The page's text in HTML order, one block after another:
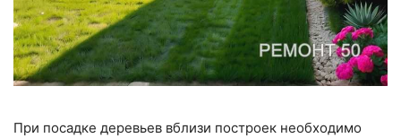
При посадке деревьев вблизи построек необходимо